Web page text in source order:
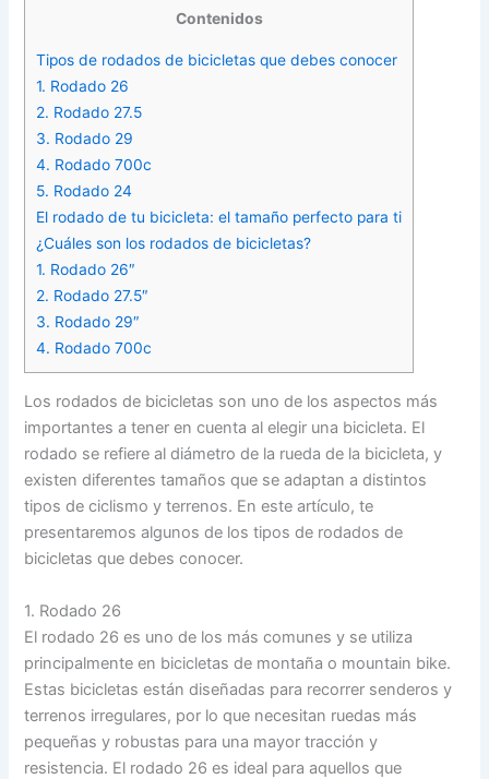
Contenidos
Tipos de rodados de bicicletas que debes conocer
1. Rodado 26
2. Rodado 27.5
3. Rodado 29
4. Rodado 700c
5. Rodado 24
El rodado de tu bicicleta: el tamaño perfecto para ti
¿Cuáles son los rodados de bicicletas?
1. Rodado 26″
2. Rodado 27.5″
3. Rodado 29″
4. Rodado 700c
Los rodados de bicicletas son uno de los aspectos más
importantes a tener en cuenta al elegir una bicicleta. El
rodado se refiere al diámetro de la rueda de la bicicleta, y
existen diferentes tamaños que se adaptan a distintos
tipos de ciclismo y terrenos. En este artículo, te
presentaremos algunos de los tipos de rodados de
bicicletas que debes conocer.
1. Rodado 26
El rodado 26 es uno de los más comunes y se utiliza
principalmente en bicicletas de montaña o mountain bike.
Estas bicicletas están diseñadas para recorrer senderos y
terrenos irregulares, por lo que necesitan ruedas más
pequeñas y robustas para una mayor tracción y
resistencia. El rodado 26 es ideal para aquellos que